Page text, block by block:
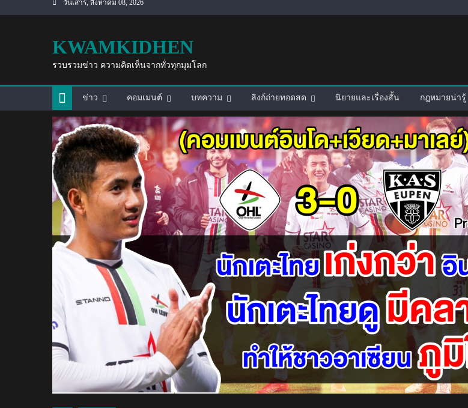
วันเสาร์, สิงหาคม 08, 2026
KWAMKIDHEN
รวบรวมข่าว ความคิดเห็นจากทั่วทุกมุมโลก
ข่าว คอมเมนต์ บทความ ลิงก์ถ่ายทอดสด นิยายและเรื่องสั้น กฎหมายน่ารู้